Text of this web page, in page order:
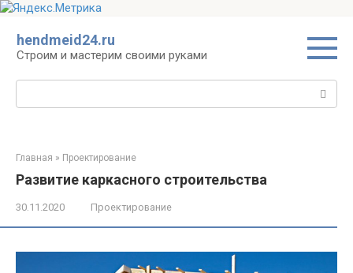
контенту
hendmeid24.ru
Строим и мастерим своими руками
Поиск:
Главная » Проектирование
Развитие каркасного строительства
30.11.2020 Проектирование